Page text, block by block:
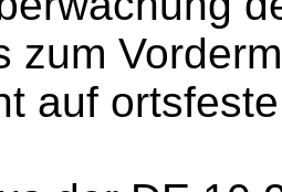
zum
auf